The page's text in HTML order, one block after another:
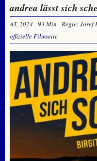
andrea lässt sich
AT, 2024 93 Min Regie: Josef
offizielle Filmseite